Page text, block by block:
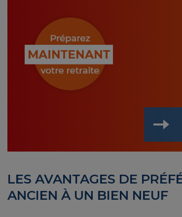
LES AVANTAGES DE
ANCIEN À UN BIEN NEUF